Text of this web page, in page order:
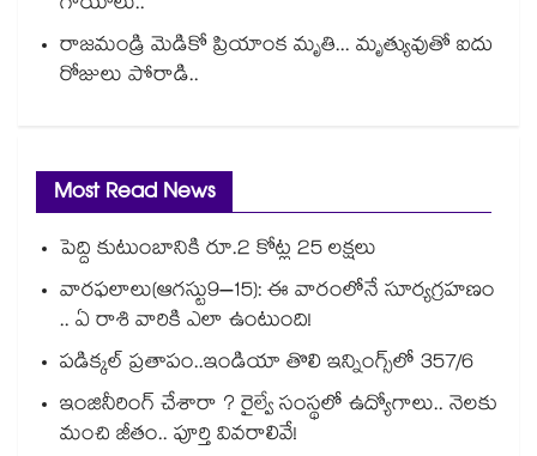
రాజమండ్రి మెడికో ప్రియాంక మృతి... మృత్యువుతో ఐదు
రోజులు పోరాడి..
Most Read News
పెద్ది కుటుంబానికి రూ.2 కోట్ల 25 లక్షలు
వారఫలాలు(ఆగస్టు9–15): ఈ వారంలోనే సూర్యగ్రహణం
.. ఏ రాశి వారికి ఎలా ఉంటుంది!
పడిక్కల్‌‌ ప్రతాపం..ఇండియా తొలి ఇన్నింగ్స్‌‌లో 357/6
ఇంజినీరింగ్ చేశారా ? రైల్వే సంస్థలో ఉద్యోగాలు.. నెలకు
మంచి జీతం.. పూర్తి వివరాలివే!